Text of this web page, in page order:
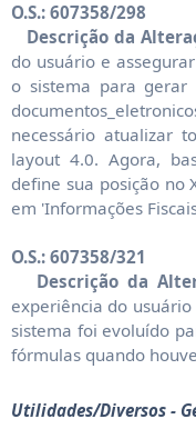
O.S.: 607358/298
Descrição da
do usuário e
o sistema para gerar
necessário atualizar
layout 4.0. Agora,
define sua posição no
em 'Informações
O.S.: 607358/321
Descrição da
experiência do
sistema foi evoluído
fórmulas quando
Utilidades/Diversos -